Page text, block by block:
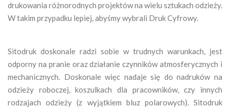
drukowania różnorodnych projektów na wielu sztukach odzieży.
W takim przypadku lepiej, abyśmy wybrali Druk Cyfrowy.
Sitodruk doskonale radzi sobie w trudnych warunkach, jest
odporny na pranie oraz działanie czynników atmosferycznych i
mechanicznych. Doskonale więc nadaje się do nadruków na
odzieży roboczej, koszulkach dla pracowników, czy innych
rodzajach odzieży (z wyjątkiem bluz polarowych). Sitodruk